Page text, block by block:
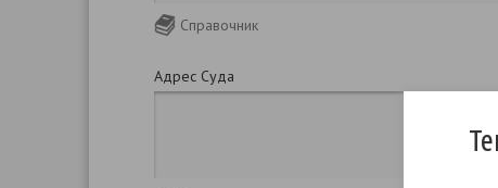
Справочник
Адрес Суда